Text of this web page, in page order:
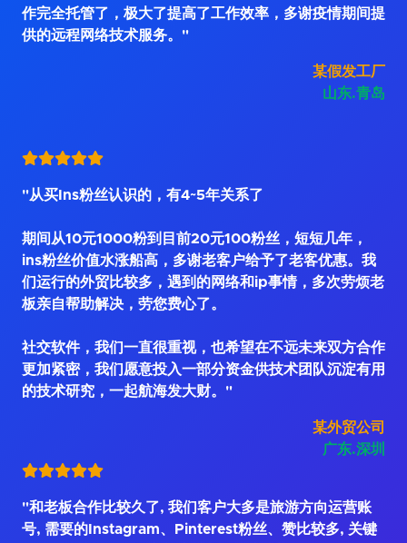
作完全托管了，极大了提高了工作效率，多谢疫情期间提
供的远程网络技术服务。"
某假发工厂
山东.青岛
"从买Ins粉丝认识的，有4~5年关系了
期间从10元1000粉到目前20元100粉丝，短短几年，
ins粉丝价值水涨船高，多谢老客户给予了老客优惠。我
们运行的外贸比较多，遇到的网络和ip事情，多次劳烦老
板亲自帮助解决，劳您费心了。
社交软件，我们一直很重视，也希望在不远未来双方合作
更加紧密，我们愿意投入一部分资金供技术团队沉淀有用
的技术研究，一起航海发大财。"
某外贸公司
广东.深圳
"和老板合作比较久了, 我们客户大多是旅游方向运营账
号, 需要的Instagram、Pinterest粉丝、赞比较多, 关键